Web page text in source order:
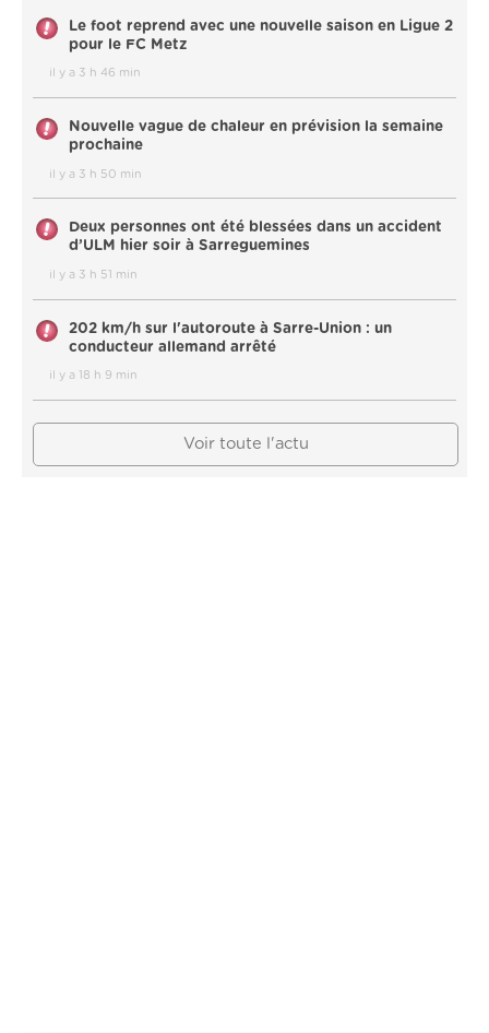
Le foot reprend avec une nouvelle saison en Ligue 2
pour le FC Metz
il y a 3 h 46 min
Nouvelle vague de chaleur en prévision la semaine
prochaine
il y a 3 h 50 min
Deux personnes ont été blessées dans un accident
d’ULM hier soir à Sarreguemines
il y a 3 h 51 min
202 km/h sur l'autoroute à Sarre-Union : un
conducteur allemand arrêté
il y a 18 h 9 min
Voir toute l'actu